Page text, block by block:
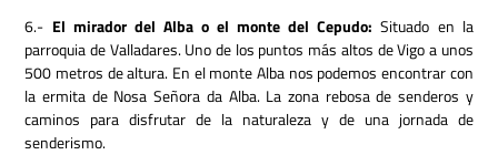
6.- El mirador del Alba o el monte del Cepudo: Situado en la
parroquia de Valladares. Uno de los puntos más altos de Vigo a unos
500 metros de altura. En el monte Alba nos podemos encontrar con
la ermita de Nosa Señora da Alba. La zona rebosa de senderos y
caminos para disfrutar de la naturaleza y de una jornada de
senderismo.